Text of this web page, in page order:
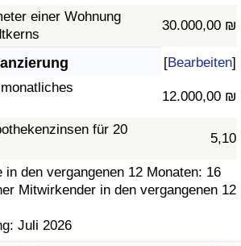
einer Wohnung
30.000,00 ₪
[Bearbeiten]
12.000,00 ₪
für 20
5,10
in den vergangenen 12 Monaten: 16
Mitwirkender in den vergangenen 12
Juli 2026
nach Land
Index (aktuell)
Index
Index nach Land